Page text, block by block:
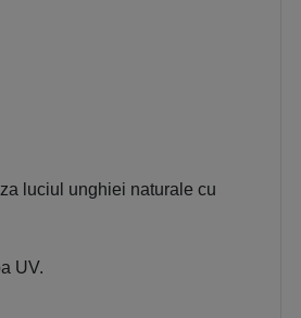
luciul unghiei naturale cu
UV.